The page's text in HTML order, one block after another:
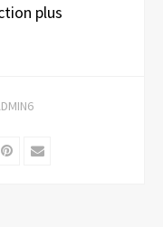
plus
Pinterest
Email